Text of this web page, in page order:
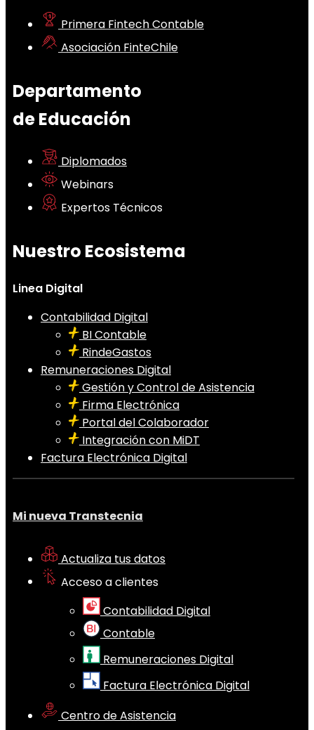
Primera Fintech Contable
Asociación FinteChile
Departamento
de Educación
Diplomados
Webinars
Expertos Técnicos
Nuestro Ecosistema
Linea Digital
Contabilidad Digital
BI Contable
RindeGastos
Remuneraciones Digital
Gestión y Control de Asistencia
Firma Electrónica
Portal del Colaborador
Integración con MiDT
Factura Electrónica Digital
Mi nueva Transtecnia
Actualiza tus datos
Acceso a clientes
Contabilidad Digital
Contable
Remuneraciones Digital
Factura Electrónica Digital
Centro de Asistencia